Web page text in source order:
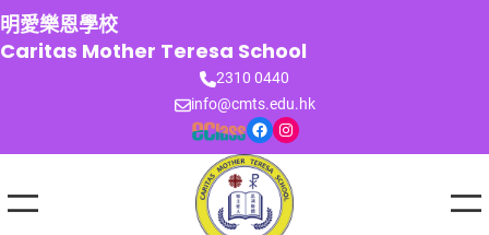
跳
至
主
明愛樂恩學校
Caritas Mother Teresa School
2310 0440
info@cmts.edu.hk
Facebook Instagram